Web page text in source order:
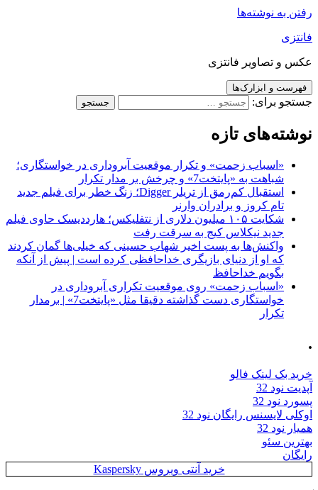
رفتن به نوشته‌ها
فانتزی
عکس و تصاویر فانتزی
فهرست و ابزارک‌ها
جستجو برای:
نوشته‌های تازه
«اسباب زحمت» و تکرار موقعیت آبروداری در خواستگاری؛
شباهت به «پایتخت7» و چرخش بر مدار تکرار
استقبال کم‌رمق از تریلر Digger؛ زنگ خطر برای فیلم جدید
تام کروز و برادران وارنر
شکایت ۱۰۵ میلیون دلاری از نتفلیکس؛ هارددیسک حاوی فیلم
جدید نیکلاس کیج به سرقت رفت
واکنش‌ها به پست اخیر شهاب حسینی که خیلی‌ها گمان کردند
که او از دنیای بازیگری خداحافظی کرده است | پیش از آنکه
بگویم خداحافظ
«اسباب زحمت» روی موقعیت تکراری آبروداری در
خواستگاری دست گذاشته دقیقا مثل «پایتخت7» | برمدار
تکرار
.
خرید بک لینک فالو
آپدیت نود 32
پسورد نود 32
اوکلی لایسنس رایگان نود 32
همیار نود 32
بهترین سئو
رایگان
خرید آنتی ویروس Kaspersky